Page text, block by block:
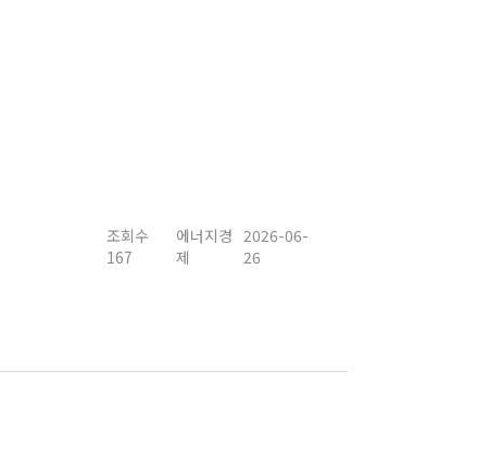
2026-06-
26
에너지경
제
조회수
167